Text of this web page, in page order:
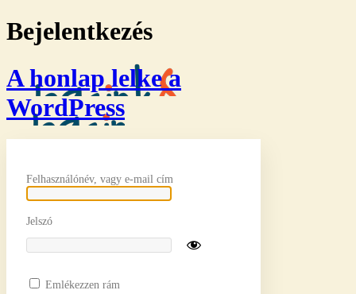
Bejelentkezés
A honlap lelke a
WordPress
Felhasználónév, vagy e-mail cím
Jelszó
Emlékezzen rám